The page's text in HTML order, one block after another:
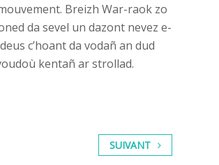
Breizh War-raok zo
da sevel un dazont nevez e-
c’hoant da vodañ an dud
kentañ ar strollad.
SUIVANT